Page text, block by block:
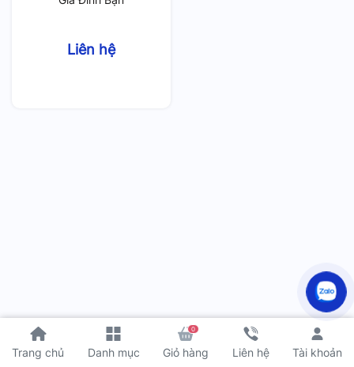
Trang chủ Danh mục
0
Giỏ hàng Liên hệ Tài khoản
Liên hệ